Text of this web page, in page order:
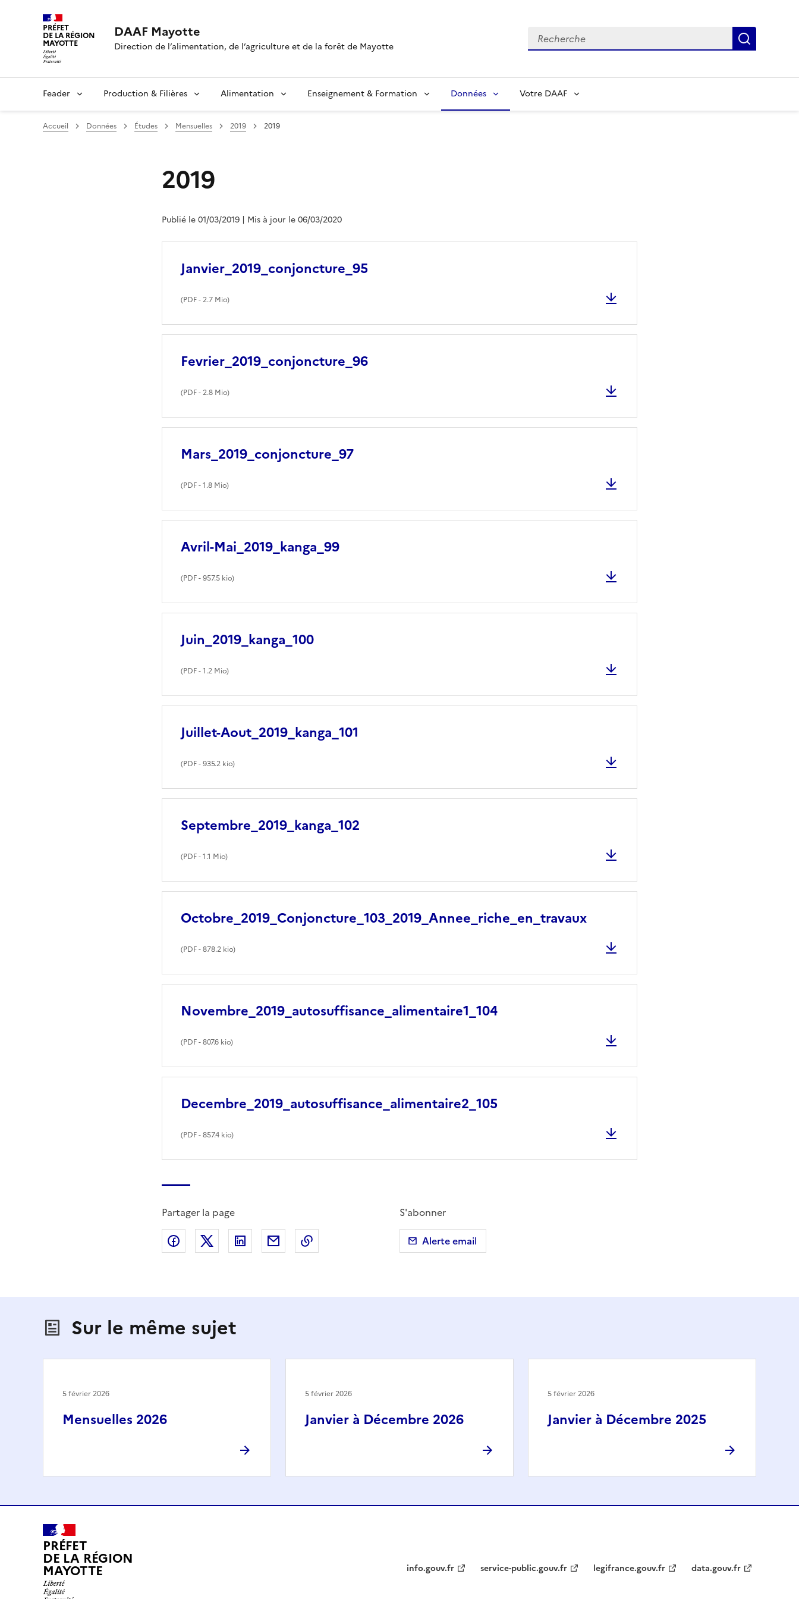
PRÉFET
DE LA RÉGION
MAYOTTE
DAAF Mayotte
Direction de l’alimentation, de l’agriculture et de la forêt de Mayotte
Recherche
Feader Production & Filières Alimentation Enseignement & Formation Données Votre DAAF
Accueil Données Études Mensuelles 2019 2019
2019
Publié le 01/03/2019 | Mis à jour le 06/03/2020
Janvier_2019_conjoncture_95
(PDF- 2.7 Mio)
Fevrier_2019_conjoncture_96
(PDF- 2.8 Mio)
Mars_2019_conjoncture_97
(PDF- 1.8 Mio)
Avril-Mai_2019_kanga_99
(PDF- 957.5 kio)
Juin_2019_kanga_100
(PDF- 1.2 Mio)
Juillet-Aout_2019_kanga_101
(PDF- 935.2 kio)
Septembre_2019_kanga_102
(PDF- 1.1 Mio)
Octobre_2019_Conjoncture_103_2019_Annee_riche_en_travaux
(PDF- 878.2 kio)
Novembre_2019_autosuffisance_alimentaire1_104
(PDF- 807.6 kio)
Decembre_2019_autosuffisance_alimentaire2_105
(PDF- 857.4 kio)
Partager la page
Partager sur Facebook
Partager sur X (anciennement Twitter)
Partager sur LinkedIn
Partager par emailCopier dans le presse-papier
S'abonner
Alerte email
Sur le même sujet
Mensuelles 2026
5 février 2026
Janvier à Décembre 2026
5 février 2026
Janvier à Décembre 2025
5 février 2026
PRÉFET
DE LA RÉGION
MAYOTTE info.gouv.fr service-public.gouv.fr legifrance.gouv.fr data.gouv.fr